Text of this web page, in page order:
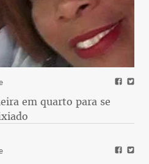
em quarto para se